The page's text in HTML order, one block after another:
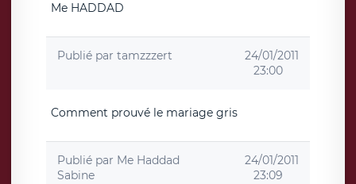
Me HADDAD
Publié par tamzzzert
24/01/2011
23:00
Comment prouvé le mariage gris
Publié par Me Haddad
Sabine
24/01/2011
23:09